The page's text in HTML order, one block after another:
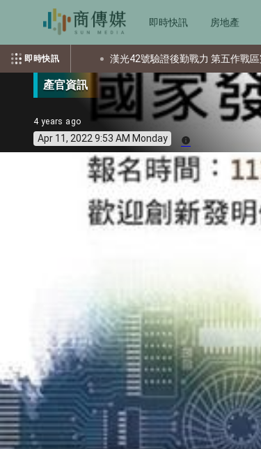
即時快訊 房地產
即時快訊
漢光42號驗證後勤戰力 第五作戰區完成彈藥還屯整備
產官資訊
4 years ago
Apr 11, 2022 9:53 AM Monday info